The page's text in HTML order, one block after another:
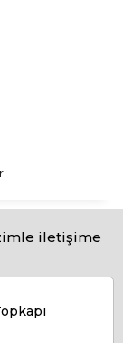
iletişime